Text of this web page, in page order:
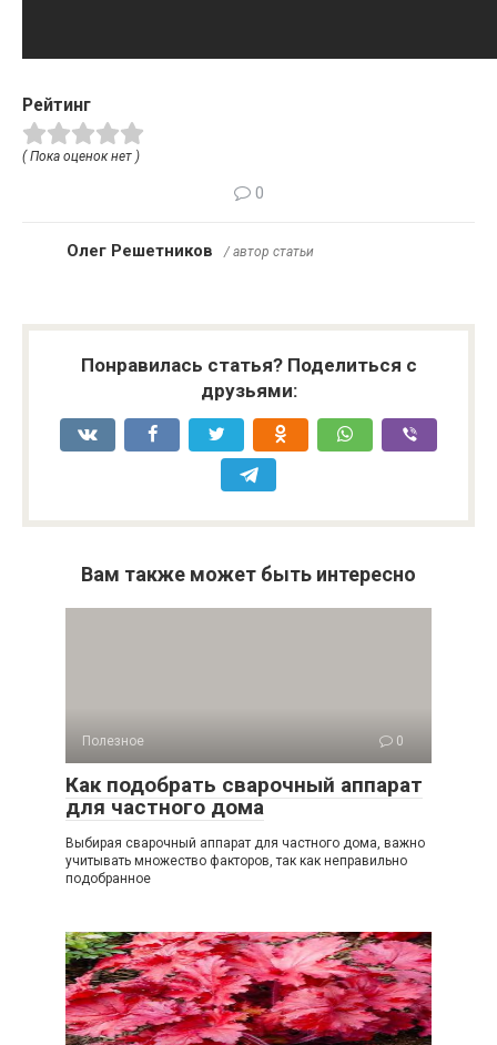
Рейтинг
( Пока оценок нет )
0
Олег Решетников / автор статьи
Понравилась статья? Поделиться с
друзьями:
Вам также может быть интересно
Полезное 0
Как подобрать сварочный аппарат
для частного дома
Выбирая сварочный аппарат для частного дома, важно
учитывать множество факторов, так как неправильно
подобранное